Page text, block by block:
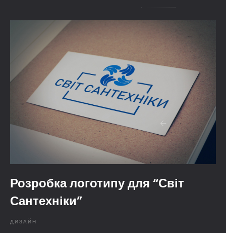
Розробка логотипу для “Світ
Сантехніки”
ДИЗАЙН